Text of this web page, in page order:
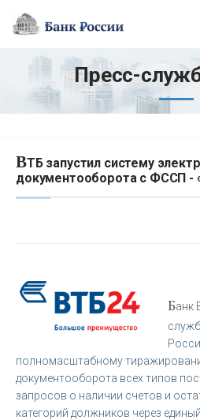
Пресс-
ВТБ запустил систему
документооборота с ФССП -
Банк
полномасштабному
документооборота всех типов
запросов о наличии счетов и
категорий должников через